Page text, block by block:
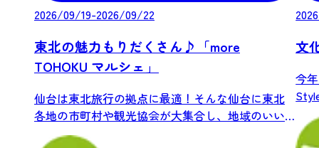
2026/09/19-2026/09/22
東北の魅力もりだくさん♪「more
TOHOKU マルシェ」
仙台は東北旅行の拠点に最適！そんな仙台に東北
各地の市町村や観光協会が大集合し、地域のいい
もの、...
文
今